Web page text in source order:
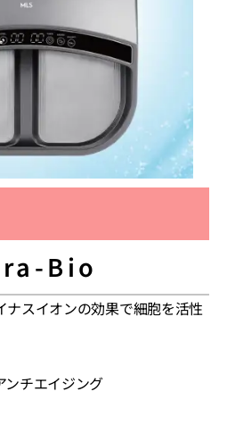
Bio
ナスイオンの効果で細胞を活性
ンチエイジング